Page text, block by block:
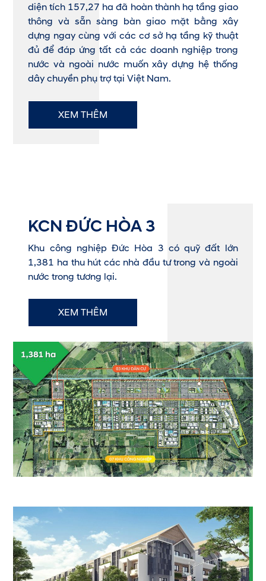
diện tích 157,27 ha đã hoàn thành hạ tầng giao
thông và sẵn sàng bàn giao mặt bằng xây
dựng ngay cùng với các cơ sở hạ tầng kỹ thuật
đủ để đáp ứng tất cả các doanh nghiệp trong
nước và ngoài nước muốn xây dựng hệ thống
dây chuyền phụ trợ tại Việt Nam.
XEM THÊM
KCN ĐỨC HÒA 3
Khu công nghiệp Đức Hòa 3 có quỹ đất lớn
1,381 ha thu hút các nhà đầu tư trong và ngoài
nước trong tương lại.
XEM THÊM